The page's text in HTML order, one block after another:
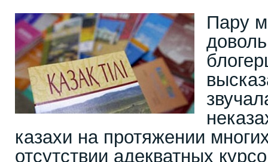
Пару
казахи на протяжении
отсутствии адекватных